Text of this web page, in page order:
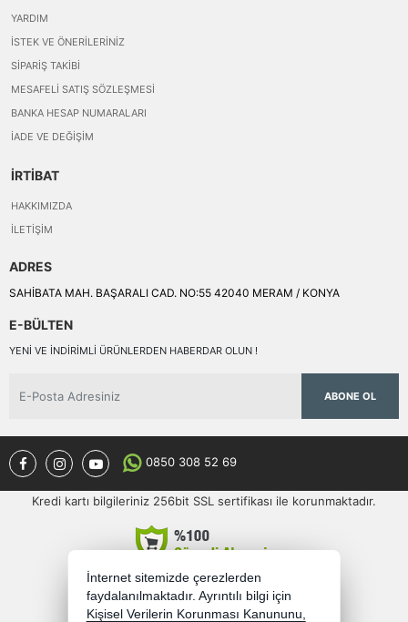
YARDIM
İSTEK VE ÖNERILERINIZ
SIPARIŞ TAKIBI
MESAFELI SATIŞ SÖZLEŞMESI
BANKA HESAP NUMARALARI
İADE VE DEĞIŞIM
İRTİBAT
HAKKIMIZDA
İLETIŞIM
ADRES
SAHİBATA MAH. BAŞARALI CAD. NO:55 42040 MERAM / KONYA
E-BÜLTEN
YENI VE INDIRIMLI ÜRÜNLERDEN HABERDAR OLUN !
ABONE OL
0850 308 52 69
Kredi kartı bilgileriniz 256bit SSL sertifikası ile korunmaktadır.
İnternet sitemizde çerezlerden
faydalanılmaktadır. Ayrıntılı bilgi için
Kişisel Verilerin Korunması Kanununu,